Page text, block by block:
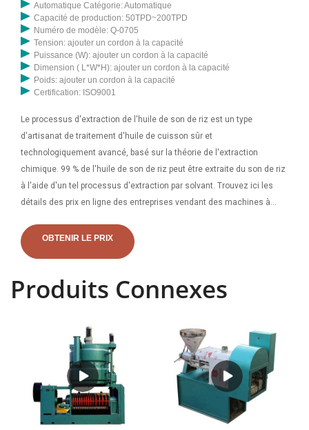
Automatique Catégorie: Automatique
Capacité de production: 50TPD~200TPD
Numéro de modèle: Q-0705
Tension: ajouter un cordon à la capacité
Puissance (W): ajouter un cordon à la capacité
Dimension ( L*W*H): ajouter un cordon à la capacité
Poids: ajouter un cordon à la capacité
Certification: ISO9001
Le processus d'extraction de l'huile de son de riz est un type
d'artisanat de traitement d'huile de cuisson sûr et
technologiquement avancé, basé sur la théorie de l'extraction
chimique. 99 % de l'huile de son de riz peut être extraite du son de riz
à l'aide d'un tel processus d'extraction par solvant. Trouvez ici les
détails des prix en ligne des entreprises vendant des machines à
les fabricants, les exportateurs et les commerçants de Machine à
huile de son de riz à acheter au Tchad. Shreeji Expeller Industries
OBTENIR LE PRIX
Produits Connexes